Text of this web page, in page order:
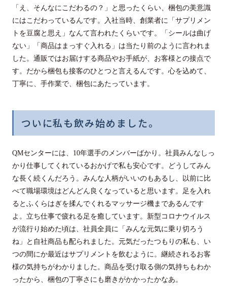
「え、そんなにこだわるの？」と思ったくらい、梱包の美意識
にはこだわっているんです。入社当時、創業者に「サプリメン
トを豆腐と思え」なんて言われたくらいです。「シールは曲げ
ない」「商品はまっすぐ入れる」は当たり前のように言われま
した。通販ではお届けする商品やお手紙が、お客様との接点で
す。だから梱包も接客のひとつと言えるんです。心を込めて、
丁寧に、手作業で、梱包にあたっています。
ついに私も飲み始めました。
QMセンターには、10年選手のメンバーばかり。社員みんなしっ
かり仕事してくれているおかげで私も安心です。どうしてみん
な長く続くんだろう。みんな人柄がいいのもあるし、以前に比
べて職場環境はどんどん良くなっていると思います。足を入れ
るとふくらはぎを揉んでくれるマッサージ機まであるんです
よ。立ち仕事で疲れる足を癒しています。新型コロナウイルス
が流行り始めた頃は、社員全員に「みんな元気に乗り切ろう
ね」と自社商品も配られました。元気だったつもりの私も、い
つの間にか最近はサプリメントを飲むように。継続されるお客
様の気持ちがわかりました。商品を受け取る側の気持ちもわか
ったから、梱包の丁寧さにも磨きがかかったかなあ。